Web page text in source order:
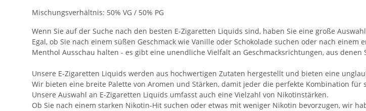
Mischungsverhältnis: 50% VG / 50% PG
Wenn Sie auf der Suche nach den besten E-Zigaretten Liquids sind, haben Sie eine große
Egal, ob Sie nach einem süßen Geschmack wie Vanille oder Schokolade suchen oder nach einem
Menthol Ausschau halten - es gibt eine unendliche Vielfalt an Geschmacksrichtungen, aus denen
Unsere E-Zigaretten Liquids werden aus hochwertigen Zutaten hergestellt und bieten eine
Wir bieten eine breite Palette von Aromen und Stärken, damit jeder die perfekte Kombination für
Unsere Auswahl an E-Zigaretten Liquids umfasst auch eine Vielzahl von Nikotinstärken.
Ob Sie nach einem starken Nikotin-Hit suchen oder etwas mit weniger Nikotin bevorzugen, wir